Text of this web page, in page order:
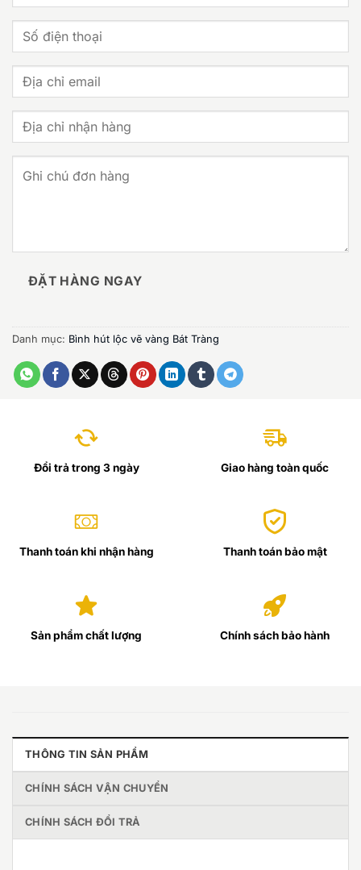
ĐẶT HÀNG NGAY
Danh mục: Bình hút lộc vẽ vàng Bát Tràng
Đổi trả trong 3 ngày Giao hàng toàn quốc
Thanh toán khi nhận hàng Thanh toán bảo mật
Sản phẩm chất lượng Chính sách bảo hành
THÔNG TIN SẢN PHẨM
CHÍNH SÁCH VẬN CHUYỂN
CHÍNH SÁCH ĐỔI TRẢ